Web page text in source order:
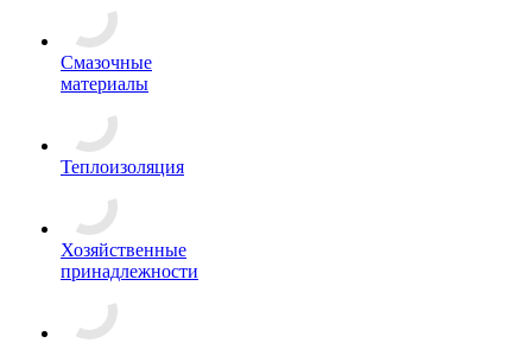
Смазочные
материалы
Теплоизоляция
Хозяйственные
принадлежности